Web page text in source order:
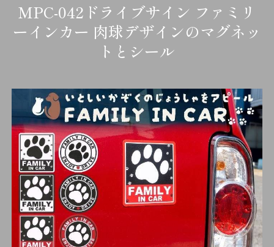
MPC-042ドライブサイン ファミリ
ーインカー 肉球デザインのマグネッ
トとシール